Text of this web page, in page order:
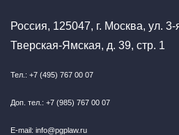
Россия, 125047, г. Москва, ул. 3-
Тверская-Ямская, д. 39, стр. 1
Тел.: +7 (495) 767 00 07
Доп. тел.: +7 (985) 767 00 07
E-mail: info@pgplaw.ru